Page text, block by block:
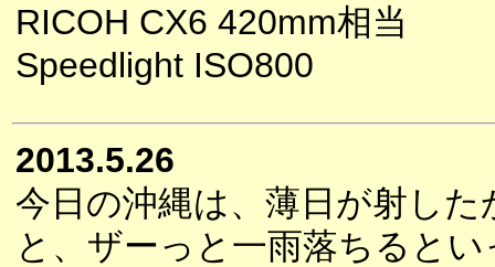
RICOH CX6 420mm相当
Speedlight ISO800
2013.5.26
今日の沖縄は、薄日が射した
と、ザーっと一雨落ちると